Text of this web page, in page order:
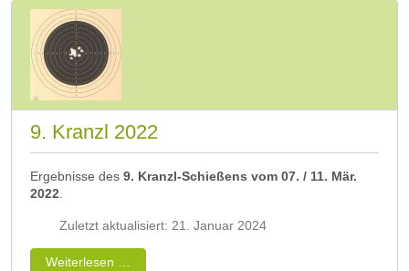
9. Kranzl 2022
Ergebnisse des 9. Kranzl-Schießens vom 07. / 11. Mär.
2022
Zuletzt aktualisiert: 21. Januar 2024
Weiterlesen …